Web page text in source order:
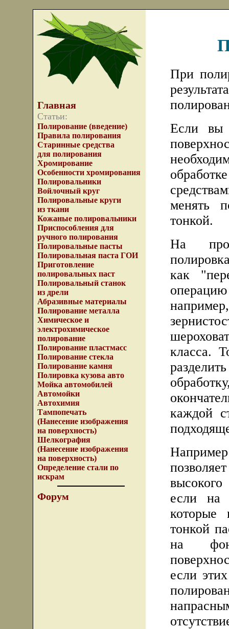
Главная
Статьи:
Полирование (введение)
Правила полирования
Старинные средства
для полирования
Хромирование
Особенности хромирования
Полировальники
Войлочный круг
Полировальные круги
из ткани
Кожаные полировальники
Приспособления для
ручного полирования
Полировальные пасты
Полировальная паста ГОИ
Приготовление
полировальных паст
Полировальный станок
из дрели
Абразивные материалы
Полирование металла
Химическое и
электрохимическое
полирование
Полирование пластмасс
Полирование стекла
Полирование камня
Полировка кузова авто
Мойка автомобилей
Автомойки
Автохимия
Тампопечать
(Нанесение изображения
на поверхность)
Шелкография
(Нанесение изображения
на поверхность)
Определение стали по
искрам
Форум
При
Если вы
менять
тонкой.
На
как
класса.
каждой
если на
которые
тонкой
на
если